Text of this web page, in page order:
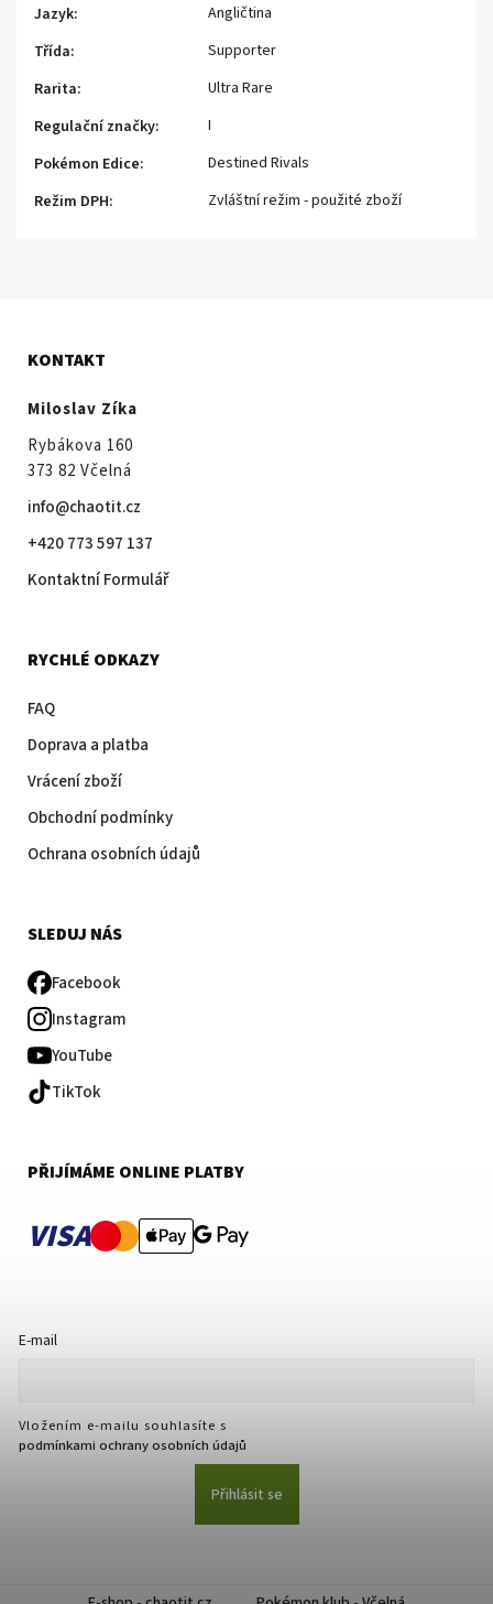
Jazyk:
Angličtina
Třída:
Supporter
Rarita:
Ultra Rare
Regulační značky:
I
Pokémon Edice:
Destined Rivals
Režim DPH: Zvláštní režim - použité zboží
KONTAKT
Miloslav Zíka
Rybákova 160
373 82 Včelná
info@chaotit.cz
+420 773 597 137
Kontaktní Formulář
RYCHLÉ ODKAZY
FAQ
Doprava a platba
Vrácení zboží
Obchodní podmínky
Ochrana osobních údajů
SLEDUJ NÁS
Facebook
Instagram
YouTube
TikTok
PŘIJÍMÁME ONLINE PLATBY
VISA
E-mail
Vložením e-mailu souhlasíte s
podmínkami ochrany osobních údajů
Přihlásit se